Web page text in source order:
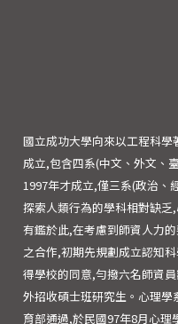
國立成功大學向來以工程科
成立,包含四系(中文、外文、
1997年才成立,僅三系(政治、
探索人類行為的學科相對缺乏
有鑑於此,在考慮到師資人力
之合作,初期先規劃成立認知
得學校的同意,勻撥六名師資
外招收碩士班研究生。心理
育部通過,於民國97年8月心理